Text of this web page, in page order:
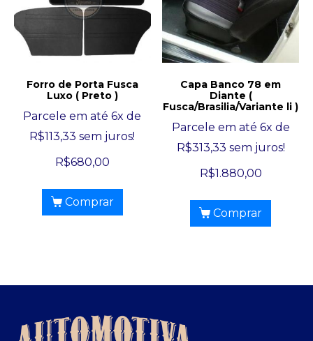
Forro de Porta Fusca
Luxo ( Preto )
Parcele em até 6x de
R$113,33 sem juros!
R$680,00
Comprar
Capa Banco 78 em
Diante (
Fusca/Brasilia/Variante li )
Parcele em até 6x de
R$313,33 sem juros!
R$1.880,00
Comprar